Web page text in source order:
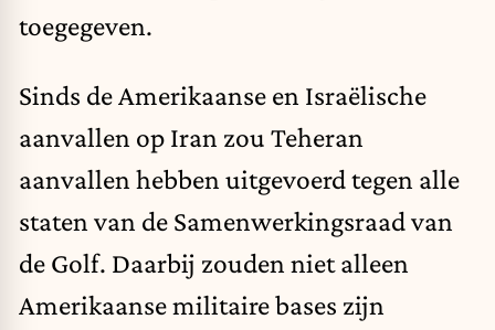
toegegeven.
Sinds de Amerikaanse en Israëlische
aanvallen op Iran zou Teheran
aanvallen hebben uitgevoerd tegen alle
staten van de Samenwerkingsraad van
de Golf. Daarbij zouden niet alleen
Amerikaanse militaire bases zijn